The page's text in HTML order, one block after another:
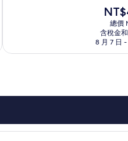
極
評
現
在
價
格
為
總價
含稅金
8 月 7 日